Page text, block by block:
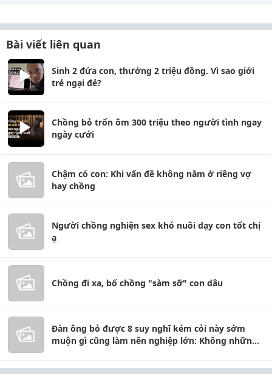
Bài viết liên quan
Sinh 2 đứa con, thưởng 2 triệu đồng. Vì sao giới
trẻ ngại đẻ?
Chồng bỏ trốn ôm 300 triệu theo người tình ngay
ngày cưới
Chậm có con: Khi vấn đề không nằm ở riêng vợ
hay chồng
Người chồng nghiện sex khó nuôi dạy con tốt chị
ạ
Chồng đi xa, bố chồng "sàm sỡ" con dâu
Đàn ông bỏ được 8 suy nghĩ kém cỏi này sớm
muộn gì cũng làm nên nghiệp lớn: Không những